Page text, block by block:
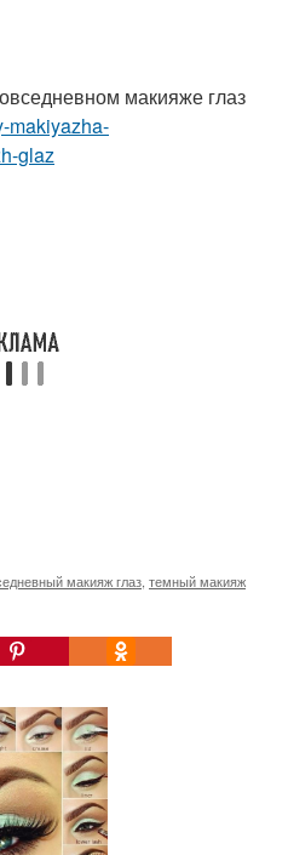
макияже глаз
makiyazha-
glaz
макияж глаз, темный макияж